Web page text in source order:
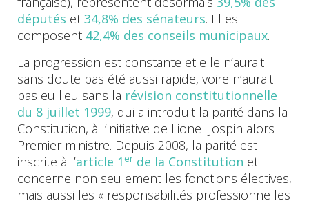
députés et 34,8% des sénateurs. Elles
composent 42,4% des conseils municipaux.
La progression est constante et elle n’aurait
sans doute pas été aussi rapide, voire n’aurait
pas eu lieu sans la révision constitutionnelle
du 8 juillet 1999, qui a introduit la parité dans la
Constitution, à l’initiative de Lionel Jospin alors
Premier ministre. Depuis 2008, la parité est
inscrite à l’article 1er de la Constitution et
concerne non seulement les fonctions électives,
mais aussi les « responsabilités professionnelles